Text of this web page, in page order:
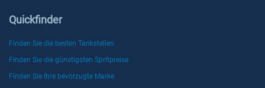
Quickfinder
Finden Sie die besten Tankstellen
Finden Sie die günstigsten Spritpreise
Finden Sie Ihre bevorzugte Marke